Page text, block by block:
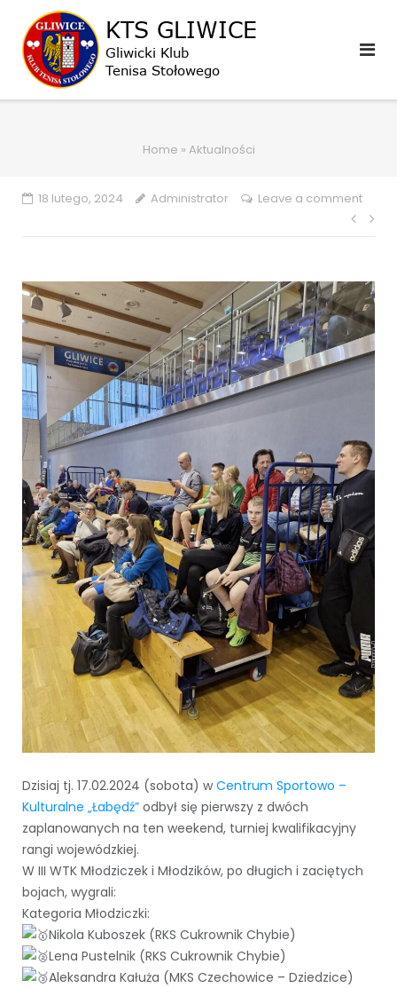
content
Home » Aktualności
18 lutego, 2024 Administrator Leave a comment
Dzisiaj tj. 17.02.2024 (sobota) wCentrum Sportowo –
Kulturalne „Łabędź”odbył się pierwszy z dwóch
zaplanowanych na ten weekend, turniej kwalifikacyjny
rangi wojewódzkiej.
W III WTK Młodziczek i Młodzików, po długich i zaciętych
bojach, wygrali:
Kategoria Młodziczki:
Nikola Kuboszek (RKS Cukrownik Chybie)
Lena Pustelnik (RKS Cukrownik Chybie)
Aleksandra Kałuża (MKS Czechowice – Dziedzice)